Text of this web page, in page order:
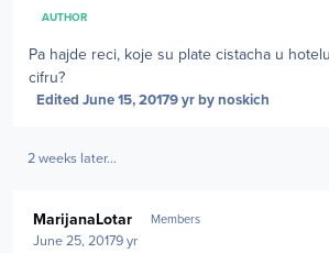
AUTHOR
Pa hajde reci, koje su plate cistacha u
cifru?
Edited June 15, 20179 yrby noskich
2 weeks later...
MarijanaLotar Members
June 25, 20179 yr